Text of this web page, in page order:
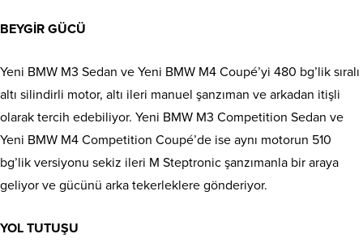
BEYGİR GÜCÜ
Yeni BMW M3 Sedan ve Yeni BMW M4 Coupé’yi 480 bg’lik sıralı
altı silindirli motor, altı ileri manuel şanzıman ve arkadan itişli
olarak tercih edebiliyor. Yeni BMW M3 Competition Sedan ve
Yeni BMW M4 Competition Coupé’de ise aynı motorun 510
bg’lik versiyonu sekiz ileri M Steptronic şanzımanla bir araya
geliyor ve gücünü arka tekerleklere gönderiyor.
YOL TUTUŞU